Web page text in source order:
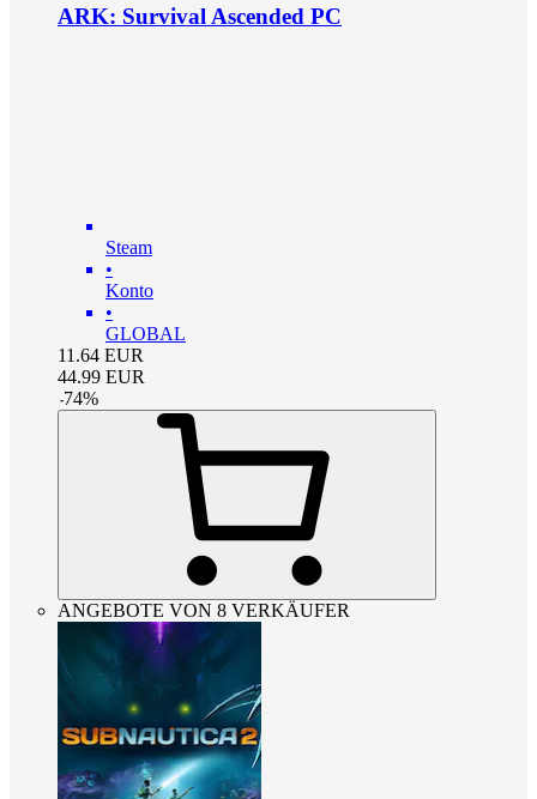
ARK: Survival Ascended PC
Steam
•
Konto
•
GLOBAL
11.64 EUR
44.99 EUR
-74%
ANGEBOTE VON 8 VERKÄUFER